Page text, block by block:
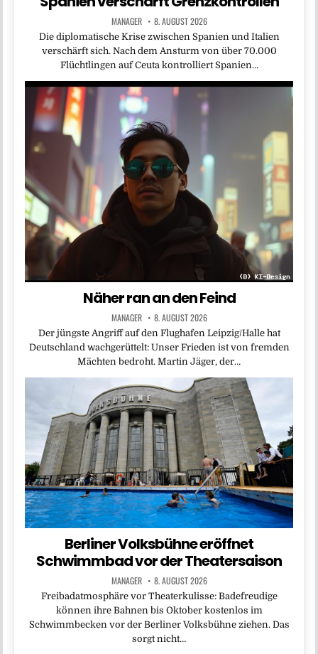
MANAGER 8. AUGUST 2026
Die diplomatische Krise zwischen Spanien und Italien
verschärft sich. Nach dem Ansturm von über 70.000
Flüchtlingen auf Ceuta kontrolliert Spanien…
Näher ran an den Feind
MANAGER 8. AUGUST 2026
Der jüngste Angriff auf den Flughafen Leipzig/Halle hat
Deutschland wachgerüttelt: Unser Frieden ist von fremden
Mächten bedroht. Martin Jäger, der…
Berliner Volksbühne eröffnet
Schwimmbad vor der Theatersaison
MANAGER 8. AUGUST 2026
Freibadatmosphäre vor Theaterkulisse: Badefreudige
können ihre Bahnen bis Oktober kostenlos im
Schwimmbecken vor der Berliner Volksbühne ziehen. Das
sorgt nicht…